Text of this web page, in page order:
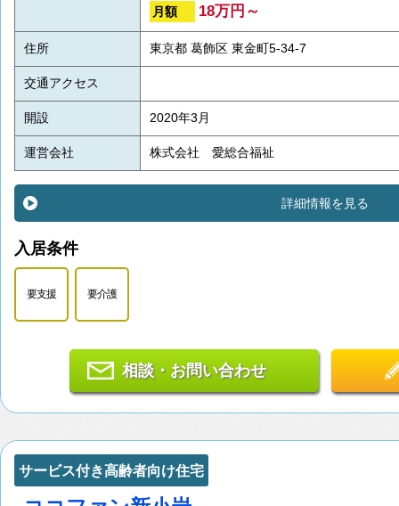
月額 18万円～
住所 東京都 葛飾区 東金町5-34-7
交通アクセス
開設 2020年3月
運営会社 株式会社 愛総合福祉
詳細情報を見る
入居条件
要支援 要介護
相談・お問い合わせ
サービス付き高齢者向け住宅